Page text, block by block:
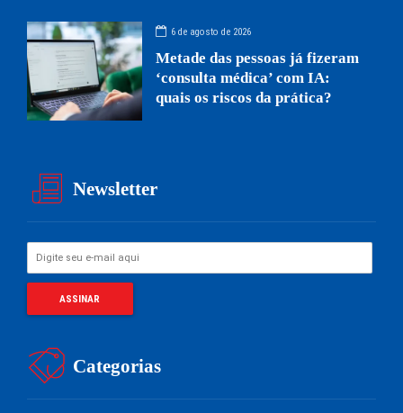
6 de agosto de 2026
Metade das pessoas já fizeram
‘consulta médica’ com IA:
quais os riscos da prática?
Newsletter
Categorias